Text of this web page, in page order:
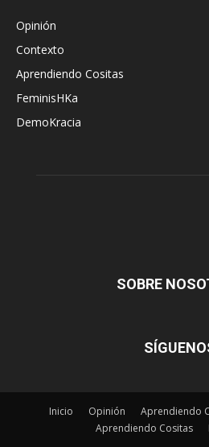
Opinión
Contexto
Aprendiendo Cositas
FeminisHKa
DemoKracia
SOBRE
Inicio Opinión Aprendiendo
Aprendiendo Cositas